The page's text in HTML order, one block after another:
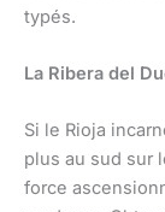
typés.
La Ribera del
Si le Rioja
plus au sud sur
force